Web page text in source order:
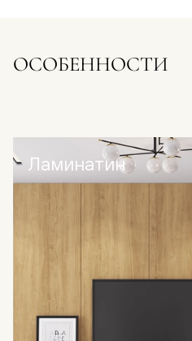
ОСОБЕННОСТИ
Ламинатин